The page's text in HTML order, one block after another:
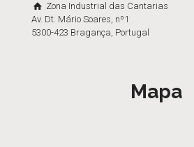
Zona Industrial das Cantarias
Av. Dt. Mário Soares, nº1
5300-423 Bragança, Portugal
Mapa